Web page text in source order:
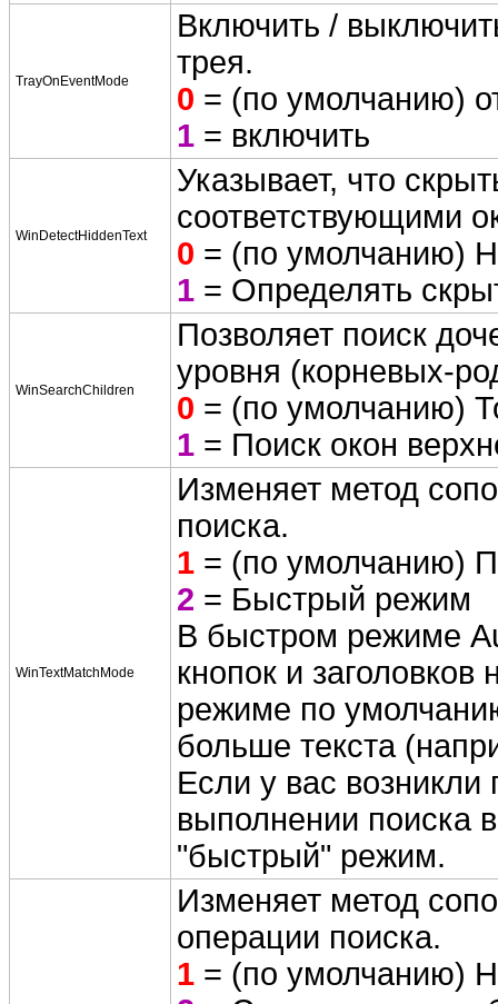
TrayOnEventMode
Включить /
трея.
0 = (по умолчанию)
1 = включить
WinDetectHiddenText
Указывает, что
соответствующими
0 = (по умолчанию)
1 = Определять
WinSearchChildren
Позволяет поиск
уровня (корневых-
0 = (по умолчанию)
1 = Поиск окон
WinTextMatchMode
Изменяет метод
поиска.
1 = (по умолчанию)
2 = Быстрый режим
В быстром режиме
кнопок и
режиме по
больше текста
Если у вас
выполнении поиска
"быстрый" режим.
Изменяет метод
операции поиска.
1 = (по умолчанию)